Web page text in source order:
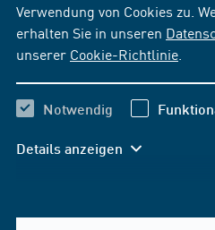
Verwendung von Cookies zu.
erhalten Sie in unseren
unserer Cookie-Richtlinie
Notwendig
Details anzeigen